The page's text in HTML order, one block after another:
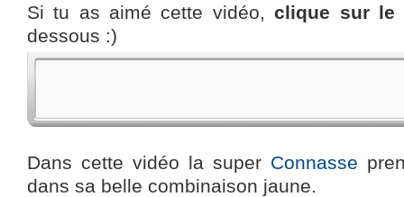
Si tu as aimé cette vidéo,clique sur
dessous :)
Dans cette vidéo la super Connasse
dans sa belle combinaison jaune.